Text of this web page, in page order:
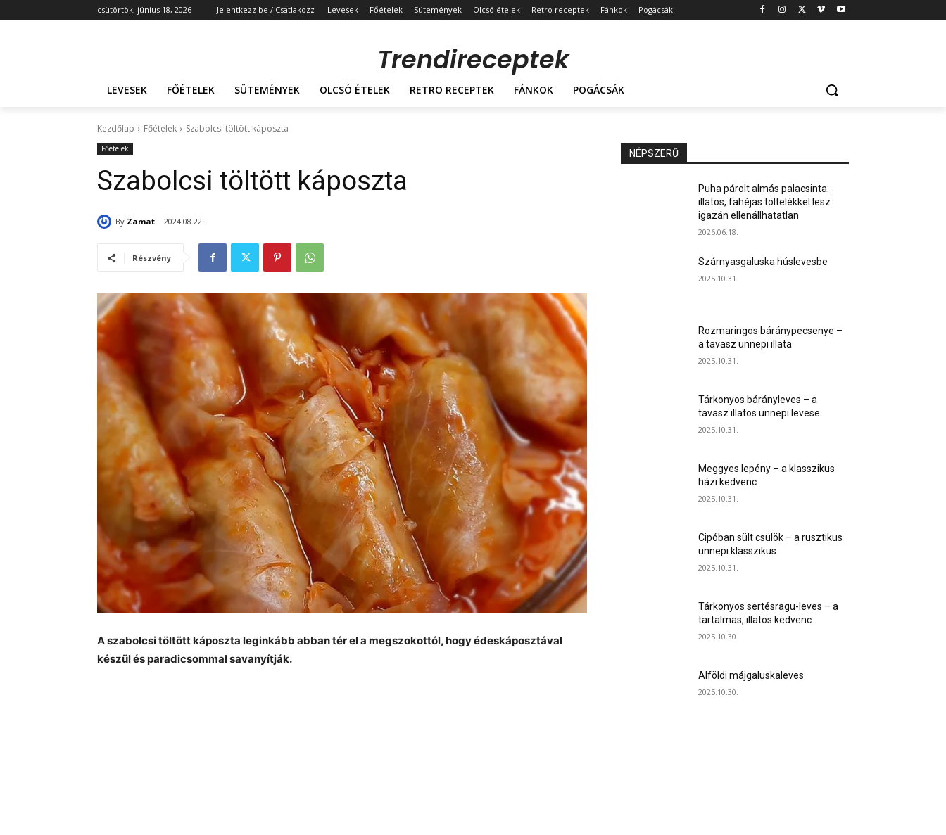
csütörtök, június 18, 2026 Jelentkezz be / Csatlakozz Levesek Főételek Sütemények Olcsó ételek Retro receptek Fánkok Pogácsák
Trendireceptek
LEVESEK FŐÉTELEK SÜTEMÉNYEK OLCSÓ ÉTELEK RETRO RECEPTEK FÁNKOK POGÁCSÁK
Kezdőlap Főételek Szabolcsi töltött káposzta
Főételek
Szabolcsi töltött káposzta
By Zamat 2024.08.22.
Részvény
A szabolcsi töltött káposzta leginkább abban tér el a megszokottól, hogy édeskáposztával
készül és paradicsommal savanyítják.
NÉPSZERŰ
Puha párolt almás palacsinta:
illatos, fahéjas töltelékkel lesz
igazán ellenállhatatlan
2026.06.18.
Szárnyasgaluska húslevesbe
2025.10.31.
Rozmaringos báránypecsenye –
a tavasz ünnepi illata
2025.10.31.
Tárkonyos bárányleves – a
tavasz illatos ünnepi levese
2025.10.31.
Meggyes lepény – a klasszikus
házi kedvenc
2025.10.31.
Cipóban sült csülök – a rusztikus
ünnepi klasszikus
2025.10.31.
Tárkonyos sertésragu-leves – a
tartalmas, illatos kedvenc
2025.10.30.
Alföldi májgaluskaleves
2025.10.30.